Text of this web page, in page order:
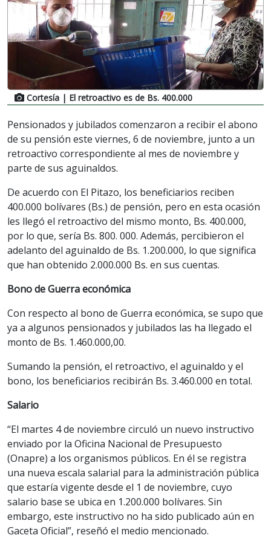
Cortesía | El retroactivo es de Bs. 400.000
Pensionados y jubilados comenzaron a recibir el abono
de su pensión este viernes, 6 de noviembre, junto a un
retroactivo correspondiente al mes de noviembre y
parte de sus aguinaldos.
De acuerdo con El Pitazo, los beneficiarios reciben
400.000 bolívares (Bs.) de pensión, pero en esta ocasión
les llegó el retroactivo del mismo monto, Bs. 400.000,
por lo que, sería Bs. 800. 000. Además, percibieron el
adelanto del aguinaldo de Bs. 1.200.000, lo que significa
que han obtenido 2.000.000 Bs. en sus cuentas.
Bono de Guerra económica
Con respecto al bono de Guerra económica, se supo que
ya a algunos pensionados y jubilados las ha llegado el
monto de Bs. 1.460.000,00.
Sumando la pensión, el retroactivo, el aguinaldo y el
bono, los beneficiarios recibirán Bs. 3.460.000 en total.
Salario
“El martes 4 de noviembre circuló un nuevo instructivo
enviado por la Oficina Nacional de Presupuesto
(Onapre) a los organismos públicos. En él se registra
una nueva escala salarial para la administración pública
que estaría vigente desde el 1 de noviembre, cuyo
salario base se ubica en 1.200.000 bolívares. Sin
embargo, este instructivo no ha sido publicado aún en
Gaceta Oficial”, reseñó el medio mencionado.